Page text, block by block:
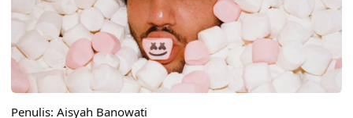
Penulis: Aisyah Banowati